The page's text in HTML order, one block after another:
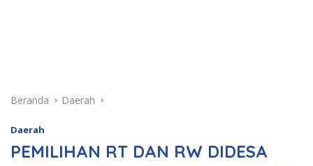
Beranda Daerah
Daerah
PEMILIHAN RT DAN RW DIDESA